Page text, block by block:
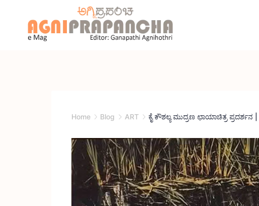
Home Blog ART ಕೈ ಕೌಶಲ್ಯ ಮುದ್ರಣ ಛಾಯಾಚಿತ್ರ ಪ್ರದರ್ಶನ |